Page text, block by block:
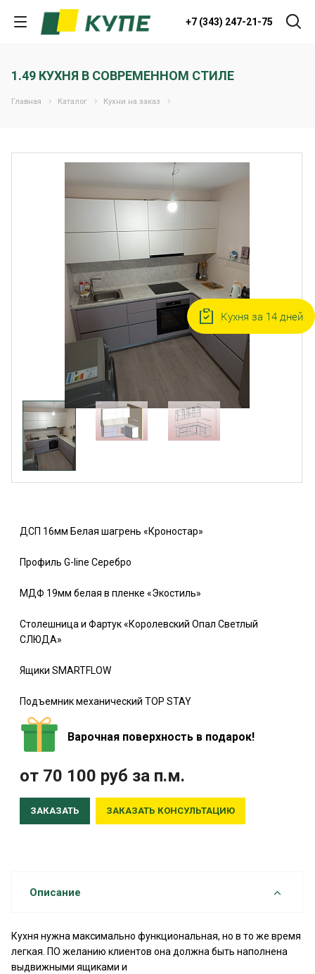
+7 (343) 247-21-75
1.49 КУХНЯ В СОВРЕМЕННОМ СТИЛЕ
Главная Каталог Кухни на заказ
ДСП 16мм Белая шагрень «Кроностар»
Профиль G-line Серебро
МДФ 19мм белая в пленке «Экостиль»
Столешница и Фартук «Королевский Опал Светлый
СЛЮДА»
Ящики SMARTFLOW
Подъемник механический TOP STAY
Варочная поверхность в подарок!
от 70 100 руб за п.м.
ЗАКАЗАТЬ ЗАКАЗАТЬ КОНСУЛЬТАЦИЮ
Описание
Кухня нужна максимально функциональная, но в то же время
легкая. ПО желанию клиентов она должна быть наполнена
выдвижными ящиками и
Кухня за 14 дней